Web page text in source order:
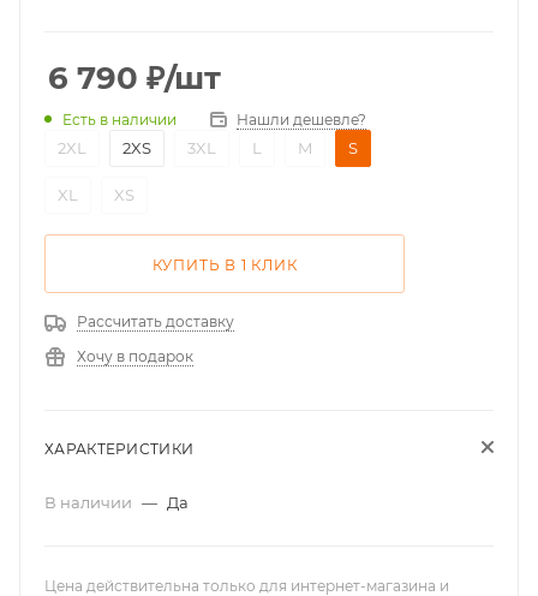
6 790 ₽/шт
Есть в наличии Нашли дешевле?
2XL 2XS 3XL L M S
XL XS
КУПИТЬ В 1 КЛИК
Рассчитать доставку
Хочу в подарок
ХАРАКТЕРИСТИКИ
В наличии — Да
Цена действительна только для интернет-магазина и